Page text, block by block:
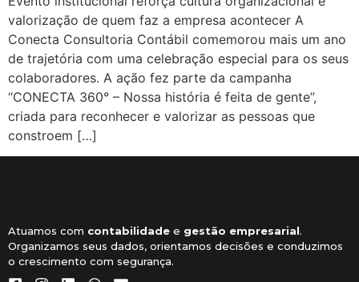
valorização de quem faz a empresa acontecer A
Conecta Consultoria Contábil comemorou mais um ano
de trajetória com uma celebração especial para os seus
colaboradores. A ação fez parte da campanha
“CONECTA 360° – Nossa história é feita de gente”,
criada para reconhecer e valorizar as pessoas que
constroem […]
Atuamos com contabilidade e gestão empresarial.
Organizamos seus dados, orientamos decisões e conduzimos
o crescimento com segurança.